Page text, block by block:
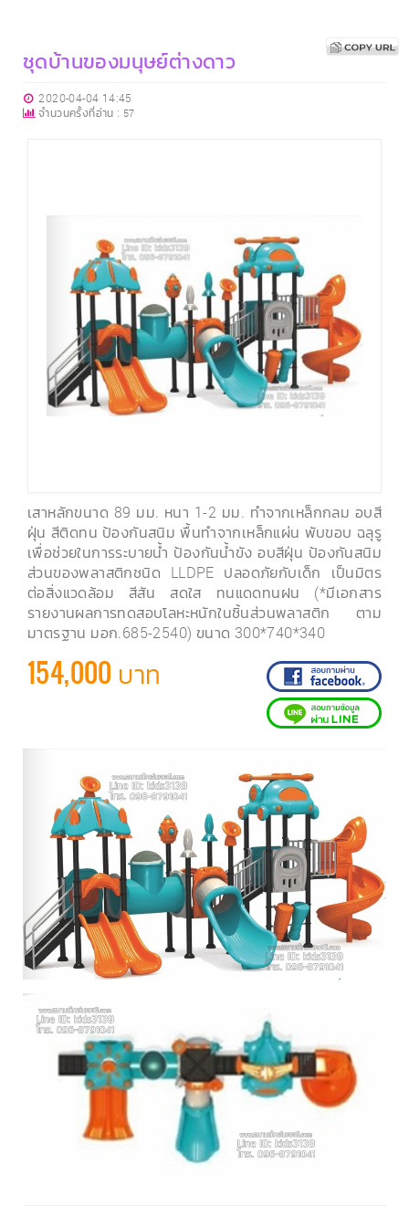
ชุดบ้านของมนุษย์ต่างดาว
2020-04-04 14:45
จำนวนครั้งที่อ่าน : 57
เสาหลักขนาด 89 มม. หนา 1-2 มม. ทำจากเหล็กกลม อบสี
ฝุ่น สีติดทน ป้องกันสนิม พื้นทำจากเหล็กแผ่น พับขอบ ฉลุรู
เพื่อช่วยในการระบายน้ำ ป้องกันน้ำขัง อบสีฝุ่น ป้องกันสนิม
ส่วนของพลาสติกชนิด LLDPE ปลอดภัยกับเด็ก เป็นมิตร
ต่อสิ่งแวดล้อม สีสัน สดใส ทนแดดทนฝน (*มีเอกสาร
รายงานผลการทดสอบโลหะหนักในชิ้นส่วนพลาสติก ตาม
มาตรฐาน มอก.685-2540) ขนาด 300*740*340
154,000 บาท